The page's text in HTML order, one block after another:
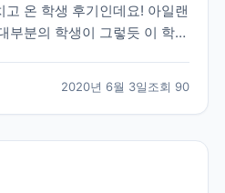
온 학생 후기인데요! 아일랜
부분의 학생이 그렇듯 이 학생
간의 체류를 목표로 아일랜
생이랍니다! 아쉽게도...
2020년 6월 3일조회 90